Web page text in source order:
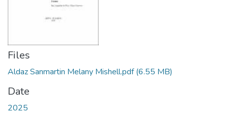
Files
Aldaz Sanmartin Melany Mishell.pdf(6.55 MB)
Date
2025